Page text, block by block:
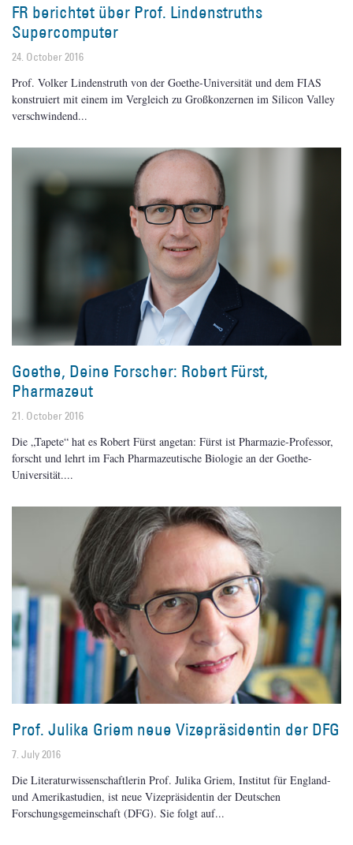
FR berichtet über Prof. Lindenstruths
Supercomputer
24. October 2016
Prof. Volker Lindenstruth von der Goethe-Universität und dem FIAS
konstruiert mit einem im Vergleich zu Großkonzernen im Silicon Valley
verschwindend
Goethe, Deine Forscher: Robert Fürst,
Pharmazeut
21. October 2016
Die „Tapete“ hat es Robert Fürst angetan: Fürst ist Pharmazie-Professor,
forscht und lehrt im Fach Pharmazeutische Biologie an der Goethe-
Universität.
Prof. Julika Griem neue Vizepräsidentin der DFG
7. July 2016
Die Literaturwissenschaftlerin Prof. Julika Griem, Institut für England-
und Amerikastudien, ist neue Vizepräsidentin der Deutschen
Forschungsgemeinschaft (DFG). Sie folgt auf